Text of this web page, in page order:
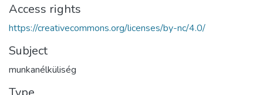
Access rights
https://creativecommons.org/licenses/by-nc/4.0/
Subject
munkanélküliség